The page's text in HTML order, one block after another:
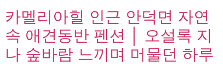
카멜리아힐 인근 안덕면 자연
속 애견동반 펜션 │ 오설록 지
나 숲바람 느끼며 머물던 하루